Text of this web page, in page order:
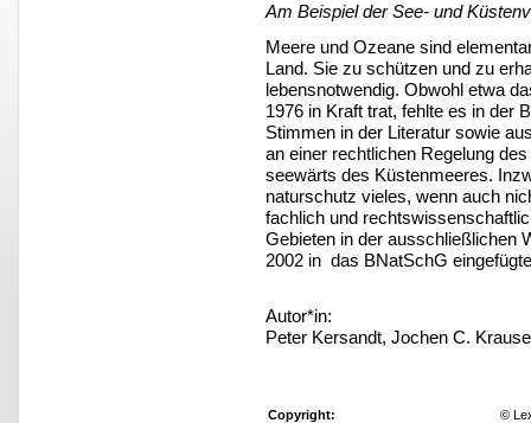
Am Beispiel der See- und
Meere und Ozeane sind
Land. Sie zu schützen und zu
lebensnotwendig. Obwohl etwa
1976 in Kraft trat, fehlte es in der
Stimmen in der Literatur sowie
an einer rechtlichen Regelung
seewärts des Küstenmeeres.
naturschutz vieles, wenn auch
fachlich und
Gebieten in der ausschließlichen
2002 in das BNatSchG
Autor*in:
Peter Kersandt, Jochen C.
Copyright:
©